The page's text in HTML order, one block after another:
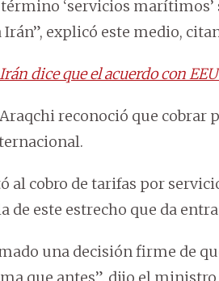
término ‘servicios
Irán”, explicó este medio,
Irán dice que el acuerdo con
reconoció que cobrar
al cobro de tarifas por
de este estrecho que da
una decisión firme de